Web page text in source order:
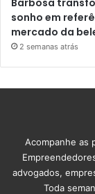
sonho em
mercado da
2 semanas atrás
Acompanhe as
advogados,
Toda